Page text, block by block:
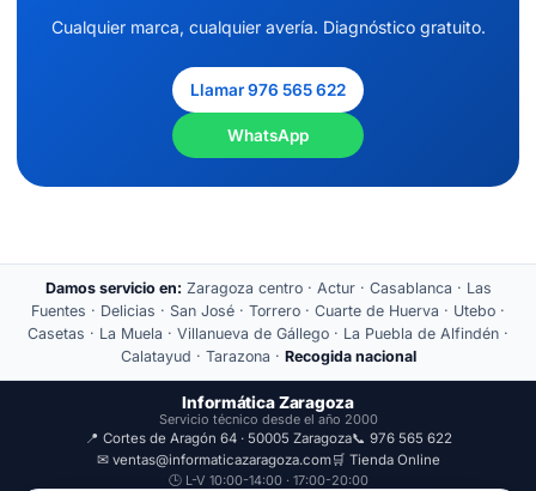
Cualquier marca, cualquier avería. Diagnóstico gratuito.
Llamar 976 565 622
WhatsApp
Damos servicio en: Zaragoza centro · Actur · Casablanca · Las
Fuentes · Delicias · San José · Torrero · Cuarte de Huerva · Utebo ·
Casetas · La Muela · Villanueva de Gállego · La Puebla de Alfindén ·
Calatayud · Tarazona · Recogida nacional
Informática Zaragoza
Servicio técnico desde el año 2000
📍 Cortes de Aragón 64 · 50005 Zaragoza📞 976 565 622
✉ ventas@informaticazaragoza.com🛒 Tienda Online
🕒 L-V 10:00-14:00 · 17:00-20:00